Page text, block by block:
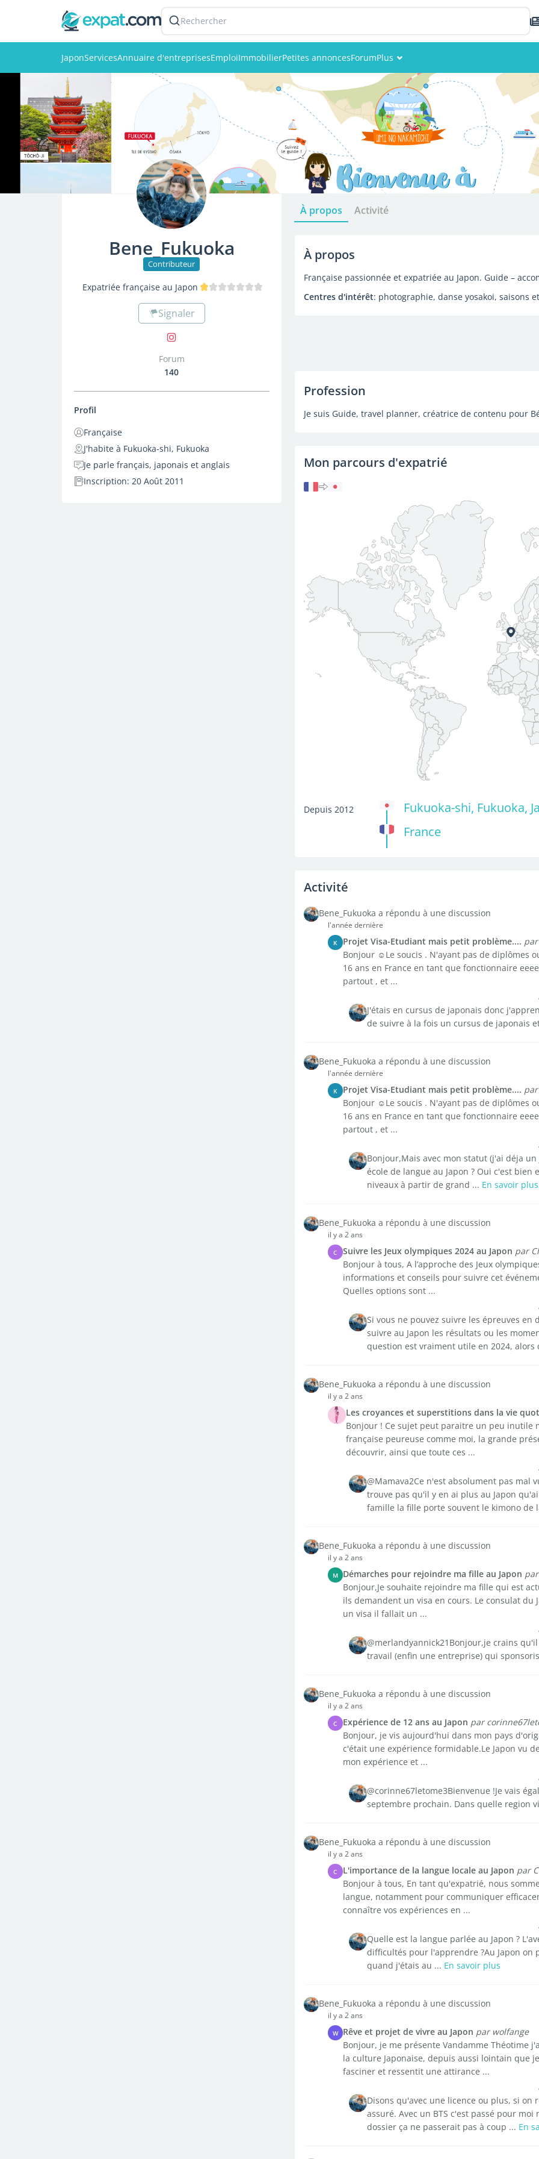
Rechercher
JaponServicesAnnuaire d'entreprisesEmploiImmobilierPetites annoncesForumPlus
Événements
Membres
Photos
Bene_Fukuoka
Contributeur
Expatriée française au Japon
Signaler
Forum
140
Profil
Française
J'habite à Fukuoka-shi, Fukuoka
Je parle français, japonais et anglais
Inscription: 20 Août 2011
À propos Activité
À propos
Française passionnée et expatriée au Japon. Guide –
Centres d'intérêt: photographie, danse yosakoi, saisons
Profession
Je suis Guide, travel planner, créatrice de contenu pour
Mon parcours d'expatrié
Depuis 2012
Fukuoka-shi, Fukuoka,
France
Activité
Bene_Fukuoka a répondu à une discussion
l'année dernière
K Projet Visa-Etudiant mais petit problème....
Bonjour ☺️Le soucis . N'ayant pas de diplômes
16 ans en France en tant que fonctionnaire
partout , et ...
J'étais en cursus de japonais donc
de suivre à la fois un cursus de japonais
Bene_Fukuoka a répondu à une discussion
l'année dernière
K Projet Visa-Etudiant mais petit problème....
Bonjour ☺️Le soucis . N'ayant pas de diplômes
16 ans en France en tant que fonctionnaire
partout , et ...
Bonjour,Mais avec mon statut (j'ai déja
école de langue au Japon ? Oui c'est
niveaux à partir de grand ... En savoir plus
Bene_Fukuoka a répondu à une discussion
il y a 2 ans
C Suivre les Jeux olympiques 2024 au Japon par
Bonjour à tous, A l’approche des Jeux
informations et conseils pour suivre cet
Quelles options sont ...
Si vous ne pouvez suivre les épreuves
suivre au Japon les résultats ou les
question est vraiment utile en 2024, alors
Bene_Fukuoka a répondu à une discussion
il y a 2 ans
Les croyances et superstitions dans la vie
Bonjour ! Ce sujet peut paraitre un peu inutile
française peureuse comme moi, la grande
découvrir, ainsi que toute ces ...
@Mamava2Ce n'est absolument pas mal
trouve pas qu'il y en ai plus au Japon
famille la fille porte souvent le kimono de
Bene_Fukuoka a répondu à une discussion
il y a 2 ans
M Démarches pour rejoindre ma fille au Japon
Bonjour,Je souhaite rejoindre ma fille qui est
ils demandent un visa en cours. Le consulat
un visa il fallait un ...
@merlandyannick21Bonjour,je crains
travail (enfin une entreprise) qui
Bene_Fukuoka a répondu à une discussion
il y a 2 ans
C Expérience de 12 ans au Japon par
Bonjour, je vis aujourd'hui dans mon pays
c'était une expérience formidable.Le Japon vu
mon expérience et ...
@corinne67letome3Bienvenue !Je vais
septembre prochain. Dans quelle region
Bene_Fukuoka a répondu à une discussion
il y a 2 ans
C L'importance de la langue locale au Japon par
Bonjour à tous, En tant qu'expatrié, nous
langue, notamment pour communiquer
connaître vos expériences en ...
Quelle est la langue parlée au Japon ?
difficultés pour l'apprendre ?Au Japon on
quand j'étais au ... En savoir plus
Bene_Fukuoka a répondu à une discussion
il y a 2 ans
W Rêve et projet de vivre au Japon par wolfange
Bonjour, je me présente Vandamme Théotime
la culture Japonaise, depuis aussi lointain que
fasciner et ressentit une attirance ...
Disons qu'avec une licence ou plus, si
assuré. Avec un BTS c'est passé pour
dossier ça ne passerait pas à coup ... En